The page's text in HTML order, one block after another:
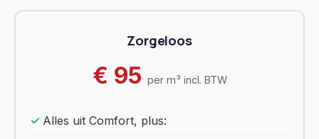
Zorgeloos
€ 95 per m³ incl. BTW
Alles uit Comfort, plus: